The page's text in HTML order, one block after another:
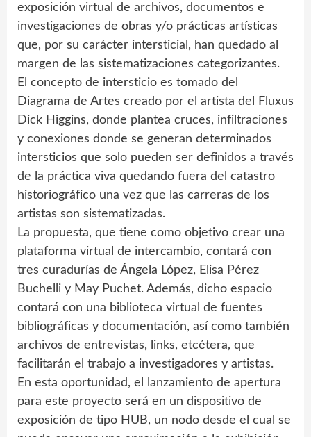
exposición virtual de archivos, documentos e
investigaciones de obras y/o prácticas artísticas
que, por su carácter intersticial, han quedado al
margen de las sistematizaciones categorizantes.
El concepto de intersticio es tomado del
Diagrama de Artes creado por el artista del Fluxus
Dick Higgins, donde plantea cruces, infiltraciones
y conexiones donde se generan determinados
intersticios que solo pueden ser definidos a través
de la práctica viva quedando fuera del catastro
historiográfico una vez que las carreras de los
artistas son sistematizadas.
La propuesta, que tiene como objetivo crear una
plataforma virtual de intercambio, contará con
tres curadurías de Ángela López, Elisa Pérez
Buchelli y May Puchet. Además, dicho espacio
contará con una biblioteca virtual de fuentes
bibliográficas y documentación, así como también
archivos de entrevistas, links, etcétera, que
facilitarán el trabajo a investigadores y artistas.
En esta oportunidad, el lanzamiento de apertura
para este proyecto será en un dispositivo de
exposición de tipo HUB, un nodo desde el cual se